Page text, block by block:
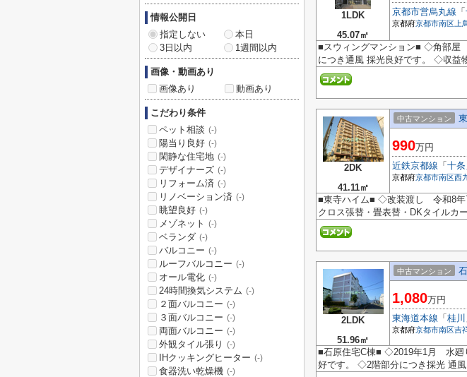
1LDK
45.07㎡
京都市営烏丸線 「
京都府京都市南区 上
■スウィングマンション■ ◇角部
につき通風 採光良好です。 ◇収益
2DK
41.11㎡
中古マンション
990万円
近鉄京都線 「 十条
京都府京都市南区西
■東寺ハイム■ ◇改装渡し 令和8年
クロス張替・畳表替・DKタイルカ
2LDK
51.96㎡
中古マンション
1,080万円
東海道本線 「 桂川
京都府京都市南区吉
■石原住宅C棟■ ◇2019年1月 水廻
好です。 ◇2階部分につき採光 通風
情報公開日
指定しない
本日
3日以内
1週間以内
画像・動画あり
画像あり
動画あり
こだわり条件
ペット相談 (-)
陽当り良好 (-)
閑静な住宅地 (-)
デザイナーズ (-)
リフォーム済 (-)
リノベーション済 (-)
眺望良好 (-)
メゾネット (-)
ベランダ (-)
バルコニー (-)
ルーフバルコニー (-)
オール電化 (-)
24時間換気システム (-)
２面バルコニー (-)
３面バルコニー (-)
両面バルコニー (-)
外観タイル張り (-)
IHクッキングヒーター (-)
食器洗い乾燥機 (-)